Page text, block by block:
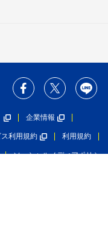
企業情報
利用規約 利用規約
ソーシャルメディアポリシー